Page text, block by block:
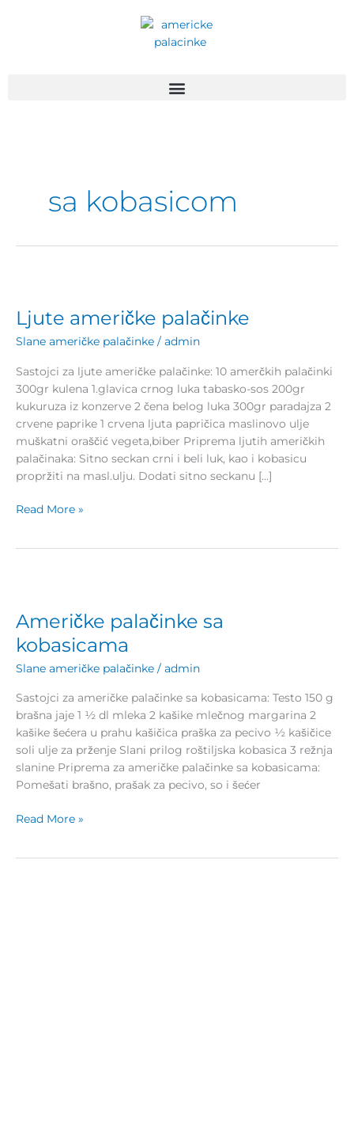
sa kobasicom
Ljute američke palačinke
Slane američke palačinke / admin
Sastojci za ljute američke palačinke: 10 amerčkih palačinki
300gr kulena 1.glavica crnog luka tabasko-sos 200gr
kukuruza iz konzerve 2 čena belog luka 300gr paradajza 2
crvene paprike 1 crvena ljuta papričica maslinovo ulje
muškatni oraščić vegeta,biber Priprema ljutih američkih
palačinaka: Sitno seckan crni i beli luk, kao i kobasicu
propržiti na masl.ulju. Dodati sitno seckanu […]
palačinke
Read More »
Američke palačinke sa
kobasicama
Slane američke palačinke / admin
Sastojci za američke palačinke sa kobasicama: Testo 150 g
brašna jaje 1 ½ dl mleka 2 kašike mlečnog margarina 2
kašike šećera u prahu kašičica praška za pecivo ½ kašičice
soli ulje za prženje Slani prilog roštiljska kobasica 3 režnja
slanine Priprema za američke palačinke sa kobasicama:
Pomešati brašno, prašak za pecivo, so i šećer
sa
kobasicama
Read More »